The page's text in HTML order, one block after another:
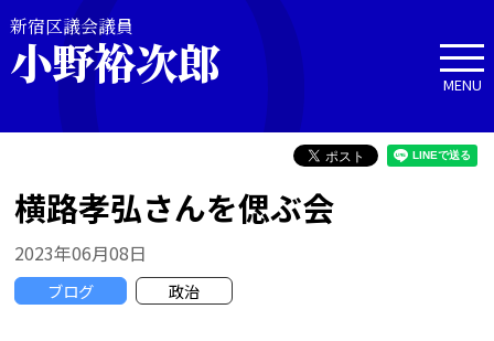
新宿区議会議員
小野裕次郎 MENU
横路孝弘さんを偲ぶ会
2023年06月08日
ブログ 政治